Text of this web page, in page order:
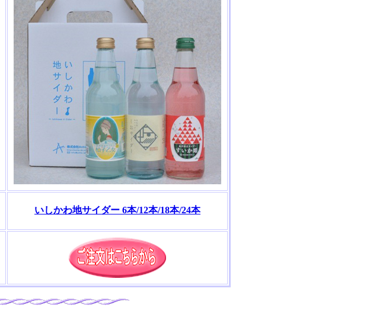
いしかわ地サイダー 6本/12本/18本/24本